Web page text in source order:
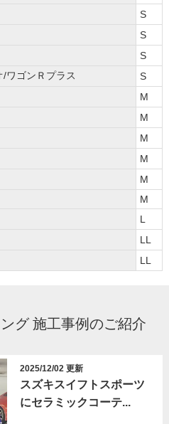
S
S
S
ワゴンＲプラス
S
M
M
M
M
M
M
L
LL
LL
グ 施工事例のご紹介
2025/12/02 更新
スズキスイフトスポーツ
にセラミックコーテ...